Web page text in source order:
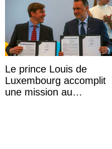
Le prince Louis de
Luxembourg accomplit
une mission au